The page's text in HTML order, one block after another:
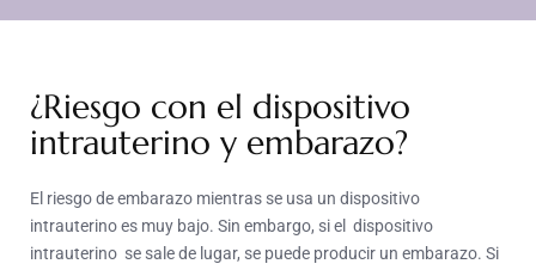
¿Riesgo con el dispositivo
intrauterino y embarazo?
El riesgo de embarazo mientras se usa un dispositivo
intrauterino es muy bajo. Sin embargo, si el dispositivo
intrauterino se sale de lugar, se puede producir un embarazo. Si